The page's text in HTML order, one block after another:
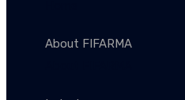
About FIFARMA